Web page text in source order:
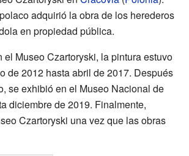
adquirió la obra de los herederos
en propiedad pública.
Museo Czartoryski, la pintura estuvo
de 2012 hasta abril de 2017. Después
se exhibió en el Museo Nacional de
diciembre de 2019. Finalmente,
Czartoryski una vez que las obras